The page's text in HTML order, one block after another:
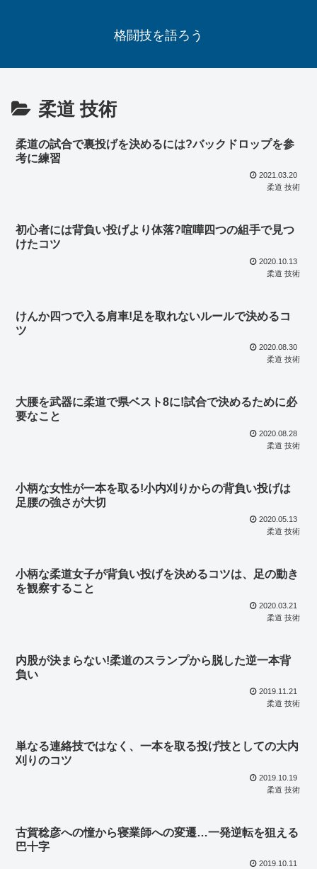
格闘技を語ろう
柔道 技術
柔道の試合で裏投げを決めるには?バックドロップを参
考に練習
2021.03.20
柔道 技術
初心者には背負い投げより体落?喧嘩四つの組手で見つ
けたコツ
2020.10.13
柔道 技術
けんか四つで入る肩車!足を取れないルールで決めるコ
ツ
2020.08.30
柔道 技術
大腰を武器に柔道で県ベスト8に!試合で決めるために必
要なこと
2020.08.28
柔道 技術
小柄な女性が一本を取る!小内刈りからの背負い投げは
足腰の強さが大切
2020.05.13
柔道 技術
小柄な柔道女子が背負い投げを決めるコツは、足の動き
を観察すること
2020.03.21
柔道 技術
内股が決まらない!柔道のスランプから脱した逆一本背
負い
2019.11.21
柔道 技術
単なる連絡技ではなく、一本を取る投げ技としての大内
刈りのコツ
2019.10.19
柔道 技術
古賀稔彦への憧から寝業師への変遷…一発逆転を狙える
巴十字
2019.10.11